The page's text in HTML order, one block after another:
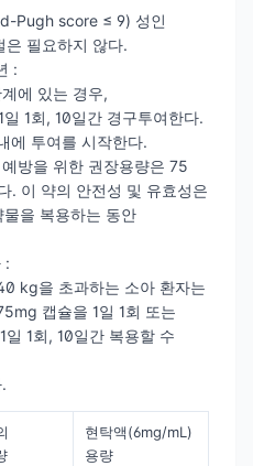
Pugh score ≤ 9) 성인
은 필요하지 않다.
:
에 있는 경우,
1회, 10일간 경구투여한다.
에 투여를 시작한다.
방을 위한 권장용량은 75
. 이 약의 안전성 및 유효성은
을 복용하는 동안
:
kg을 초과하는 소아 환자는
캡슐을 1일 1회 또는
1회, 10일간 복용할 수
현탁액(6mg/mL)
용량